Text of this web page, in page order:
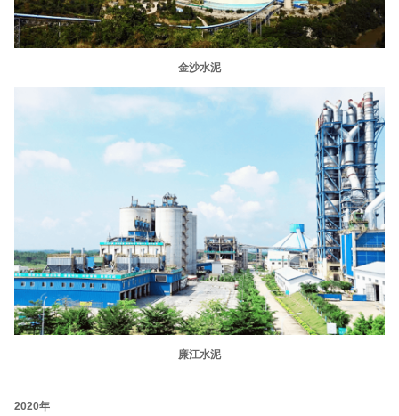
金沙水泥
廉江水泥
2020年